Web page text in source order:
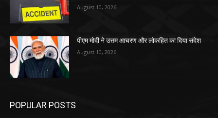
August 10, 2026
पीएम मोदी ने उत्तम आचरण और लोकहित का दिया संदेश
August 10, 2026
POPULAR POSTS